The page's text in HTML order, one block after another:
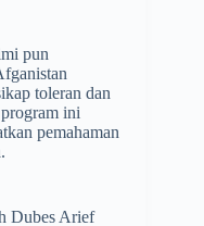
pun
toleran dan
ini
pemahaman
Dubes Arief